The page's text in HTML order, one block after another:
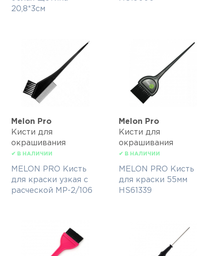
20,8*3см
Melon Pro
Кисти для
окрашивания
✔ В НАЛИЧИИ
MELON PRO Кисть
для краски узкая с
расческой MP-2/106
Melon Pro
Кисти для
окрашивания
✔ В НАЛИЧИИ
MELON PRO Кисть
для краски 55мм
HS61339